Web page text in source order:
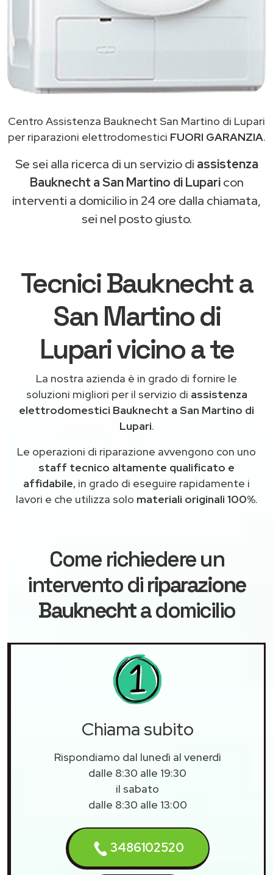
Centro Assistenza Bauknecht San Martino di Lupari
per riparazioni elettrodomestici FUORI GARANZIA.
Se sei alla ricerca di un servizio di assistenza
Bauknecht a San Martino di Luparicon
interventi a domicilio in 24 ore dalla chiamata,
sei nel posto giusto.
Tecnici Bauknecht a
San Martino di
Lupari vicino a te
La nostra azienda è in grado di fornire le
soluzioni migliori per il servizio di assistenza
elettrodomestici Bauknecht a San Martino di
Lupari.
Le operazioni di riparazione avvengono con uno
staff tecnico altamente qualificato e
affidabile, in grado di eseguire rapidamente i
lavori e che utilizza solo materiali originali 100%.
Come richiedere un
intervento diriparazione
Bauknechta domicilio
Chiama subito
Rispondiamo dal lunedì al venerdì
dalle 8:30 alle 19:30
il sabato
dalle 8:30 alle 13:00
3486102520